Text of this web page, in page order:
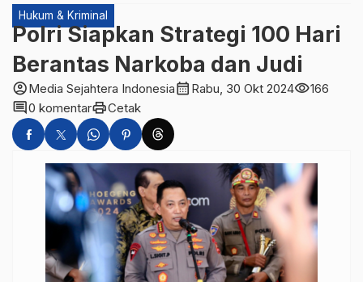
Hukum & Kriminal
Polri Siapkan Strategi 100 Hari
Berantas Narkoba dan Judi
account_circleMedia Sejahtera Indonesiacalendar_month Rabu, 30 Okt 2024visibility166
comment0 komentarprintCetak